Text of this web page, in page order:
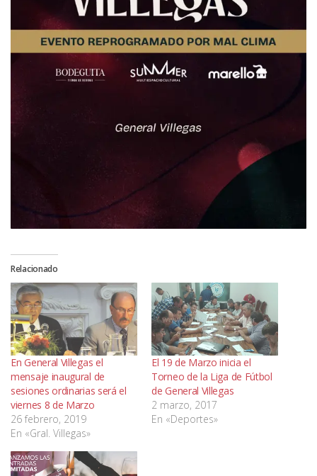
Relacionado
En General Villegas el
mensaje inaugural de
sesiones ordinarias será el
viernes 8 de Marzo
26 febrero, 2019
En «Gral. Villegas»
El 19 de Marzo inicia el
Torneo de la Liga de Fútbol
de General Villegas
2 marzo, 2017
En «Deportes»